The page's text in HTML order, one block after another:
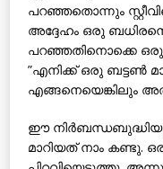
പറഞ്ഞതൊന്നും
അദ്ദേഹം ഒരു
പറഞ്ഞതിനൊക്കെ ഒരു
”എനിക്ക് ഒരു ബട്ടണ്‍
എങ്ങനെയെങ്കിലും അത്
ഈ
മാറിയത് നാം